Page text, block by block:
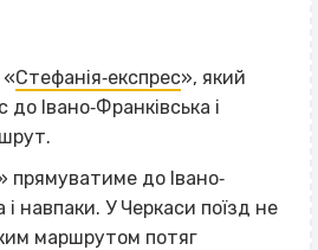
Стефанія‐експрес», який
до Івано‐Франківська і
прямуватиме до Івано‐
і навпаки. У Черкаси поїзд не
маршрутом потяг